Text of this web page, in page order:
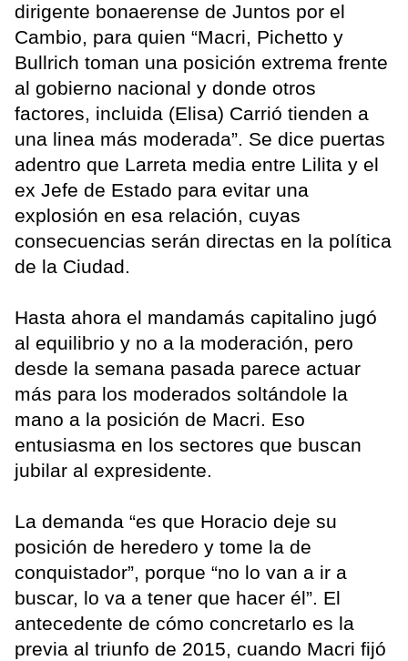
dirigente bonaerense de Juntos por el
Cambio, para quien “Macri, Pichetto y
Bullrich toman una posición extrema frente
al gobierno nacional y donde otros
factores, incluida (Elisa) Carrió tienden a
una linea más moderada”. Se dice puertas
adentro que Larreta media entre Lilita y el
ex Jefe de Estado para evitar una
explosión en esa relación, cuyas
consecuencias serán directas en la política
de la Ciudad.
Hasta ahora el mandamás capitalino jugó
al equilibrio y no a la moderación, pero
desde la semana pasada parece actuar
más para los moderados soltándole la
mano a la posición de Macri. Eso
entusiasma en los sectores que buscan
jubilar al expresidente.
La demanda “es que Horacio deje su
posición de heredero y tome la de
conquistador”, porque “no lo van a ir a
buscar, lo va a tener que hacer él”. El
antecedente de cómo concretarlo es la
previa al triunfo de 2015, cuando Macri fijó